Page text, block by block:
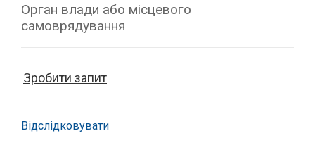
Орган влади або місцевого
самоврядування
Зробити запит
Відслідковувати